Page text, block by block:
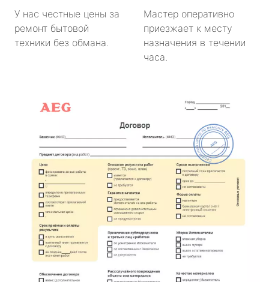
У нас честные цены за
ремонт бытовой
техники без обмана.
Мастер оперативно
приезжает к месту
назначения в течении
часа.